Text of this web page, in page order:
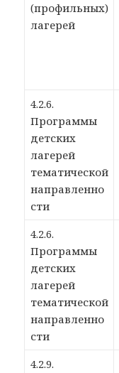
(профильных)
лагерей
4.2.6.
Программы
детских
лагерей
тематической
направленно
сти
4.2.6.
Программы
детских
лагерей
тематической
направленно
сти
4.2.9.